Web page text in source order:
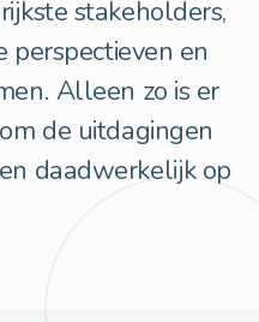
stakeholders,
perspectieven en
Alleen zo is er
de uitdagingen
daadwerkelijk op